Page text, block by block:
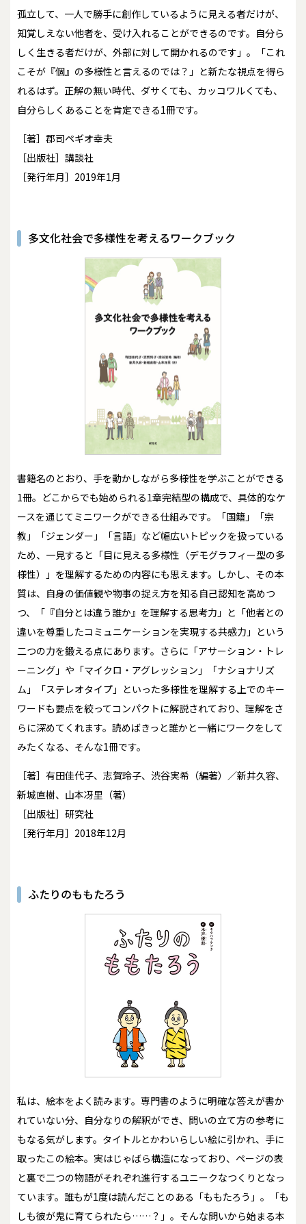
孤立して、一人で勝手に創作しているように見える者だけが、
知覚しえない他者を、受け入れることができるのです。自分ら
しく生きる者だけが、外部に対して開かれるのです」。「これ
こそが『個』の多様性と言えるのでは？」と新たな視点を得ら
れるはず。正解の無い時代、ダサくても、カッコワルくても、
自分らしくあることを肯定できる1冊です。
［著］郡司ペギオ幸夫
［出版社］講談社
［発行年月］2019年1月
多文化社会で多様性を考えるワークブック
書籍名のとおり、手を動かしながら多様性を学ぶことができる
1冊。どこからでも始められる1章完結型の構成で、具体的なケ
ースを通じてミニワークができる仕組みです。「国籍」「宗
教」「ジェンダー」「言語」など幅広いトピックを扱っている
ため、一見すると「目に見える多様性（デモグラフィー型の多
様性）」を理解するための内容にも思えます。しかし、その本
質は、自身の価値観や物事の捉え方を知る自己認知を高めつ
つ、「『自分とは違う誰か』を理解する思考力」と「他者との
違いを尊重したコミュニケーションを実現する共感力」という
二つの力を鍛える点にあります。さらに「アサーション・トレ
ーニング」や「マイクロ・アグレッション」「ナショナリズ
ム」「ステレオタイプ」といった多様性を理解する上でのキー
ワードも要点を絞ってコンパクトに解説されており、理解をさ
らに深めてくれます。読めばきっと誰かと一緒にワークをして
みたくなる、そんな1冊です。
［著］有田佳代子、志賀玲子、渋谷実希（編著）／新井久容、
新城直樹、山本冴里（著）
［出版社］研究社
［発行年月］2018年12月
ふたりのももたろう
私は、絵本をよく読みます。専門書のように明確な答えが書か
れていない分、自分なりの解釈ができ、問いの立て方の参考に
もなる気がします。タイトルとかわいらしい絵に引かれ、手に
取ったこの絵本。実はじゃばら構造になっており、ページの表
と裏で二つの物語がそれぞれ進行するユニークなつくりとなっ
ています。誰もが1度は読んだことのある「ももたろう」。「も
しも彼が鬼に育てられたら……？」。そんな問いから始まる本